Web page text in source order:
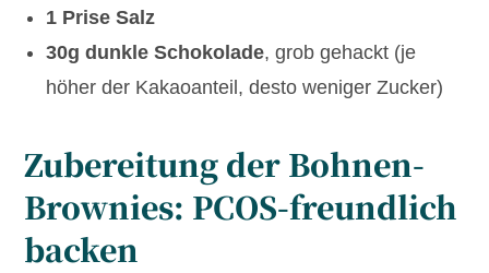
1 Prise Salz
30g dunkle Schokolade, grob gehackt (je
höher der Kakaoanteil, desto weniger Zucker)
Zubereitung der Bohnen-
Brownies: PCOS-freundlich
backen